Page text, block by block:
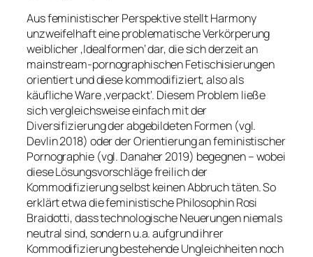
Aus feministischer Perspektive stellt Harmony
unzweifelhaft eine problematische Verkörperung
weiblicher ‚Idealformen‘ dar, die sich derzeit an
mainstream-pornographischen Fetischisierungen
orientiert und diese kommodifiziert, also als
käufliche Ware ‚verpackt‘. Diesem Problem ließe
sich vergleichsweise einfach mit der
Diversifizierung der abgebildeten Formen (vgl.
Devlin 2018) oder der Orientierung an feministischer
Pornographie (vgl. Danaher 2019) begegnen – wobei
diese Lösungsvorschläge freilich der
Kommodifizierung selbst keinen Abbruch täten. So
erklärt etwa die feministische Philosophin Rosi
Braidotti, dass technologische Neuerungen niemals
neutral sind, sondern u.a. aufgrund ihrer
Kommodifizierung bestehende Ungleichheiten noch